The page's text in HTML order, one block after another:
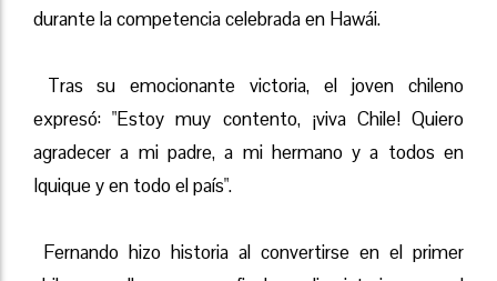
durante la competencia celebrada en Hawái.
Tras su emocionante victoria, el joven chileno
expresó: "Estoy muy contento, ¡viva Chile! Quiero
agradecer a mi padre, a mi hermano y a todos en
Iquique y en todo el país".
Fernando hizo historia al convertirse en el primer